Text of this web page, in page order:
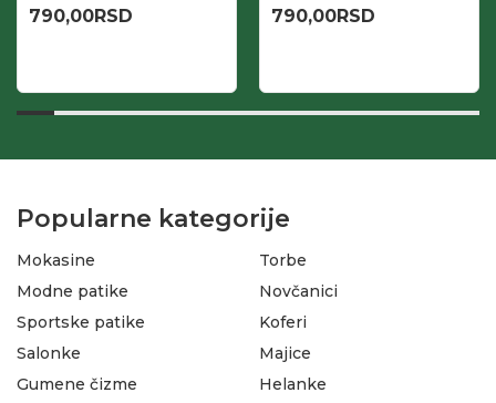
790,00RSD
790,00RSD
Popularne kategorije
Mokasine
Modne patike
Sportske patike
Salonke
Gumene čizme
Torbe
Novčanici
Koferi
Majice
Helanke